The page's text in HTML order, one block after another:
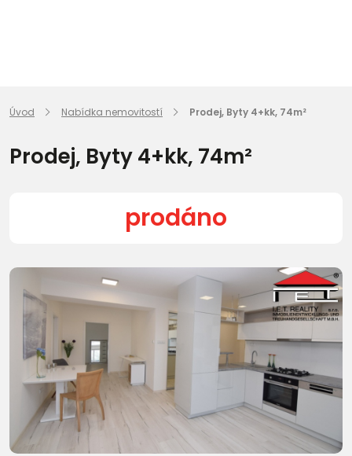
Úvod Nabídka nemovitostí Prodej, Byty 4+kk, 74m²
Prodej, Byty 4+kk, 74m²
prodáno
Další fotografie (22)